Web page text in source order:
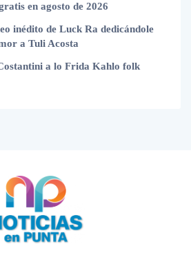
en agosto de 2026
inédito de Luck Ra dedicándole
a Tuli Acosta
a lo Frida Kahlo folk